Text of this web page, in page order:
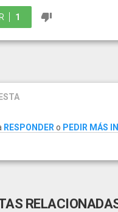
1
RESPONDER o PEDIR MÁS